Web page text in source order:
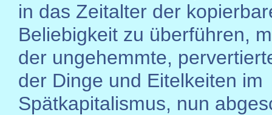
in das Zeitalter der
Beliebigkeit zu überführen,
der ungehemmte,
der Dinge und Eitelkeiten im
Spätkapitalismus, nun